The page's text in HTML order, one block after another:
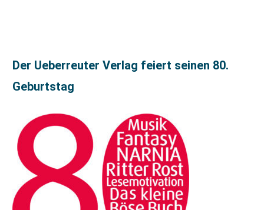
Der Ueberreuter Verlag feiert seinen 80.
Geburtstag